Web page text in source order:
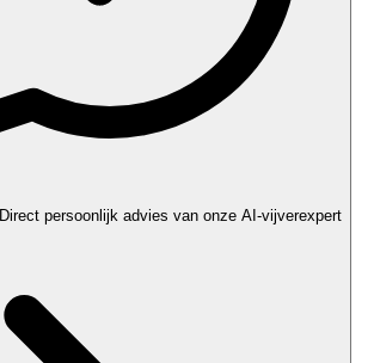
Direct persoonlijk advies van onze AI-vijverexpert